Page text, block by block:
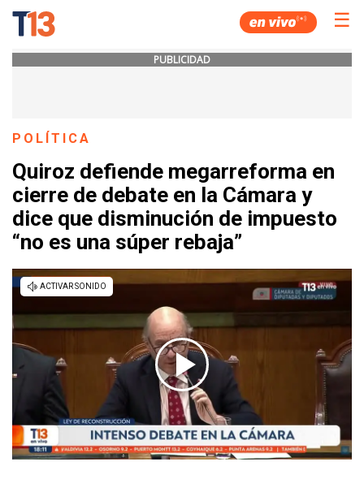
☰
PUBLICIDAD
POLÍTICA
Quiroz defiende megarreforma en
cierre de debate en la Cámara y
dice que disminución de impuesto
“no es una súper rebaja”